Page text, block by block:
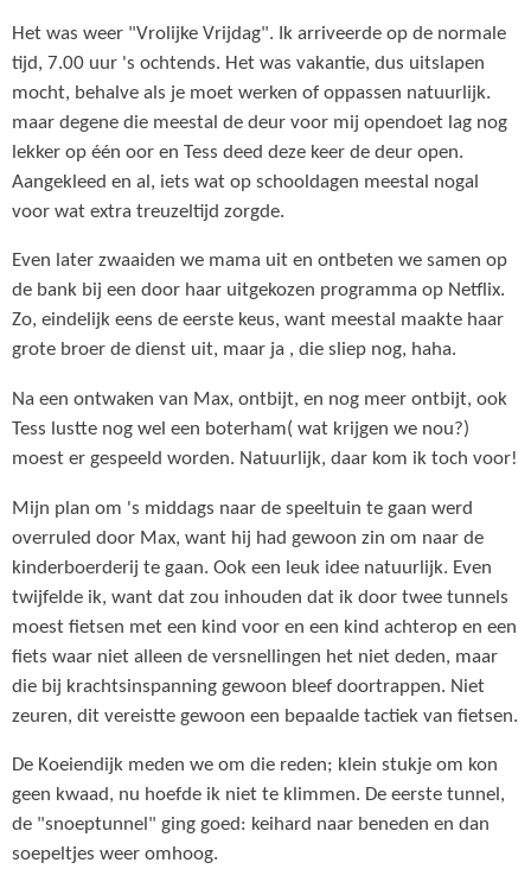
Het was weer "Vrolijke Vrijdag". Ik arriveerde op de normale
tijd, 7.00 uur 's ochtends. Het was vakantie, dus uitslapen
mocht, behalve als je moet werken of oppassen natuurlijk.
maar degene die meestal de deur voor mij opendoet lag nog
lekker op één oor en Tess deed deze keer de deur open.
Aangekleed en al, iets wat op schooldagen meestal nogal
voor wat extra treuzeltijd zorgde.
Even later zwaaiden we mama uit en ontbeten we samen op
de bank bij een door haar uitgekozen programma op Netflix.
Zo, eindelijk eens de eerste keus, want meestal maakte haar
grote broer de dienst uit, maar ja , die sliep nog, haha.
Na een ontwaken van Max, ontbijt, en nog meer ontbijt, ook
Tess lustte nog wel een boterham( wat krijgen we nou?)
moest er gespeeld worden. Natuurlijk, daar kom ik toch voor!
Mijn plan om 's middags naar de speeltuin te gaan werd
overruled door Max, want hij had gewoon zin om naar de
kinderboerderij te gaan. Ook een leuk idee natuurlijk. Even
twijfelde ik, want dat zou inhouden dat ik door twee tunnels
moest fietsen met een kind voor en een kind achterop en een
fiets waar niet alleen de versnellingen het niet deden, maar
die bij krachtsinspanning gewoon bleef doortrappen. Niet
zeuren, dit vereistte gewoon een bepaalde tactiek van fietsen.
De Koeiendijk meden we om die reden; klein stukje om kon
geen kwaad, nu hoefde ik niet te klimmen. De eerste tunnel,
de "snoeptunnel" ging goed: keihard naar beneden en dan
soepeltjes weer omhoog.